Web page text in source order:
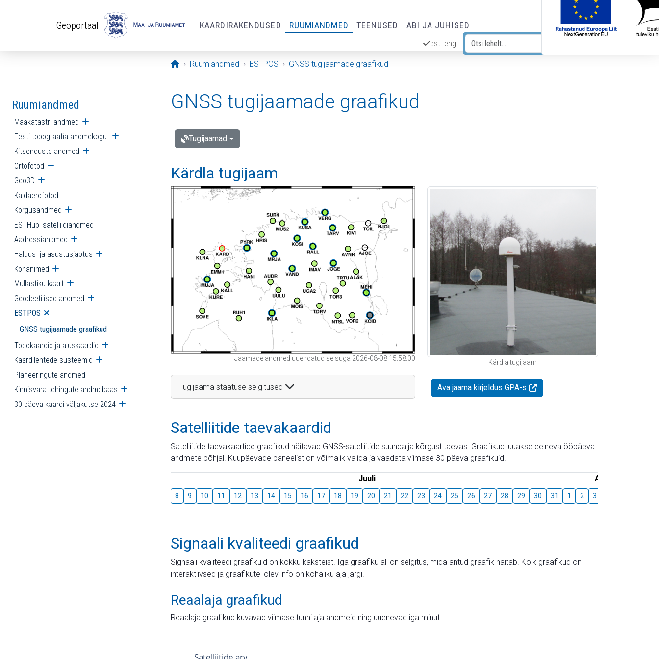
Geoportaal KAARDIRAKENDUSED RUUMIANDMED TEENUSED ABI JA JUHISED
est eng
Avaleht
Ruumiandmed ESTPOS GNSS tugijaamade graafikud
Ruumiandmed
Maakatastri andmed Ava alammenüü
Eesti topograafia andmekogu Ava alammenüü
Kitsenduste andmed Ava alammenüü
Ortofotod Ava alammenüü
Geo3D Ava alammenüü
Kaldaerofotod
Kõrgusandmed Ava alammenüü
ESTHubi satelliidiandmed
Aadressiandmed Ava alammenüü
Haldus- ja asustusjaotus Ava alammenüü
Kohanimed Ava alammenüü
Mullastiku kaart Ava alammenüü
Geodeetilised andmed Ava alammenüü
ESTPOS Ava alammenüü
GNSS tugijaamade graafikud
Topokaardid ja aluskaardid Ava alammenüü
Kaardilehtede süsteemid Ava alammenüü
Planeeringute andmed
Kinnisvara tehingute andmebaas Ava alammenüü
30 päeva kaardi väljakutse 2024 Ava alammenüü
GNSS tugijaamade graafikud
Tugijaamad
Kärdla tugijaam
Jaamade andmed uuendatud seisuga 2026-08-08 15:58:00
Tugijaama staatuse selgitused
Kärdla tugijaam
Ava jaama kirjeldus GPA-s
Satelliitide taevakaardid
Satelliitide taevakaartide graafikud näitavad GNSS-satelliitide suunda ja kõrgust taevas. Graafikud luuakse eelneva ööpäeva
andmete põhjal. Kuupäevade paneelist on võimalik valida ja vaadata viimase 30 päeva graafikuid.
Juuli August
8 9 10 11 12 13 14 15 16 17 18 19 20 21 22 23 24 25 26 27 28 29 30 31 1 2 3
Signaali kvaliteedi graafikud
Signaali kvaliteedi graafikuid on kokku kaksteist. Iga graafiku all on selgitus, mida antud graafik näitab. Kõik graafikud on
interaktiivsed ja graafikutel olev info on kohaliku aja järgi.
Reaalaja graafikud
Reaalaja graafikud kuvavad viimase tunni aja andmeid ning uuenevad iga minut.